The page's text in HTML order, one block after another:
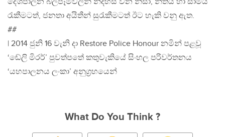
රැකීමටත්, ජනතා අයිතීන් සුරැකීමටත් ඊට හැකි වනු ඇත.
##
| 2014 ජුනි 16 වැනි දා Restore Police Honour නමින් පළවූ
‘ඬේලි මිරර්’ පුවත්පතේ කතුවැකියේ සිංහල පරිවර්තනය
‘යහපාලනය ලංකා’ අනුග‍්‍රහයෙන්
What Do You Think ?